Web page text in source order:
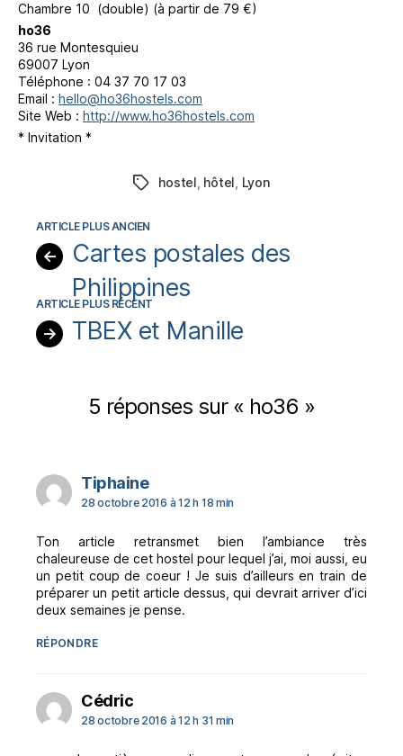
Chambre 10 (double) (à partir de 79 €)
ho36
36 rue Montesquieu
69007 Lyon
Téléphone : 04 37 70 17 03
Email : hello@ho36hostels.com
Site Web : http://www.ho36hostels.com
* Invitation *
Étiquettes
hostel hôtel Lyon
←
Cartes postales des
Philippines
→ TBEX et Manille
5 réponses sur « ho36 »
Tiphainedit :
28 octobre 2016 à 12 h 18 min
Ton article retransmet bien l’ambiance très
chaleureuse de cet hostel pour lequel j’ai, moi aussi, eu
un petit coup de coeur ! Je suis d’ailleurs en train de
préparer un petit article dessus, qui devrait arriver d’ici
deux semaines je pense.
RÉPONDRE
Cédricdit :
28 octobre 2016 à 12 h 31 min